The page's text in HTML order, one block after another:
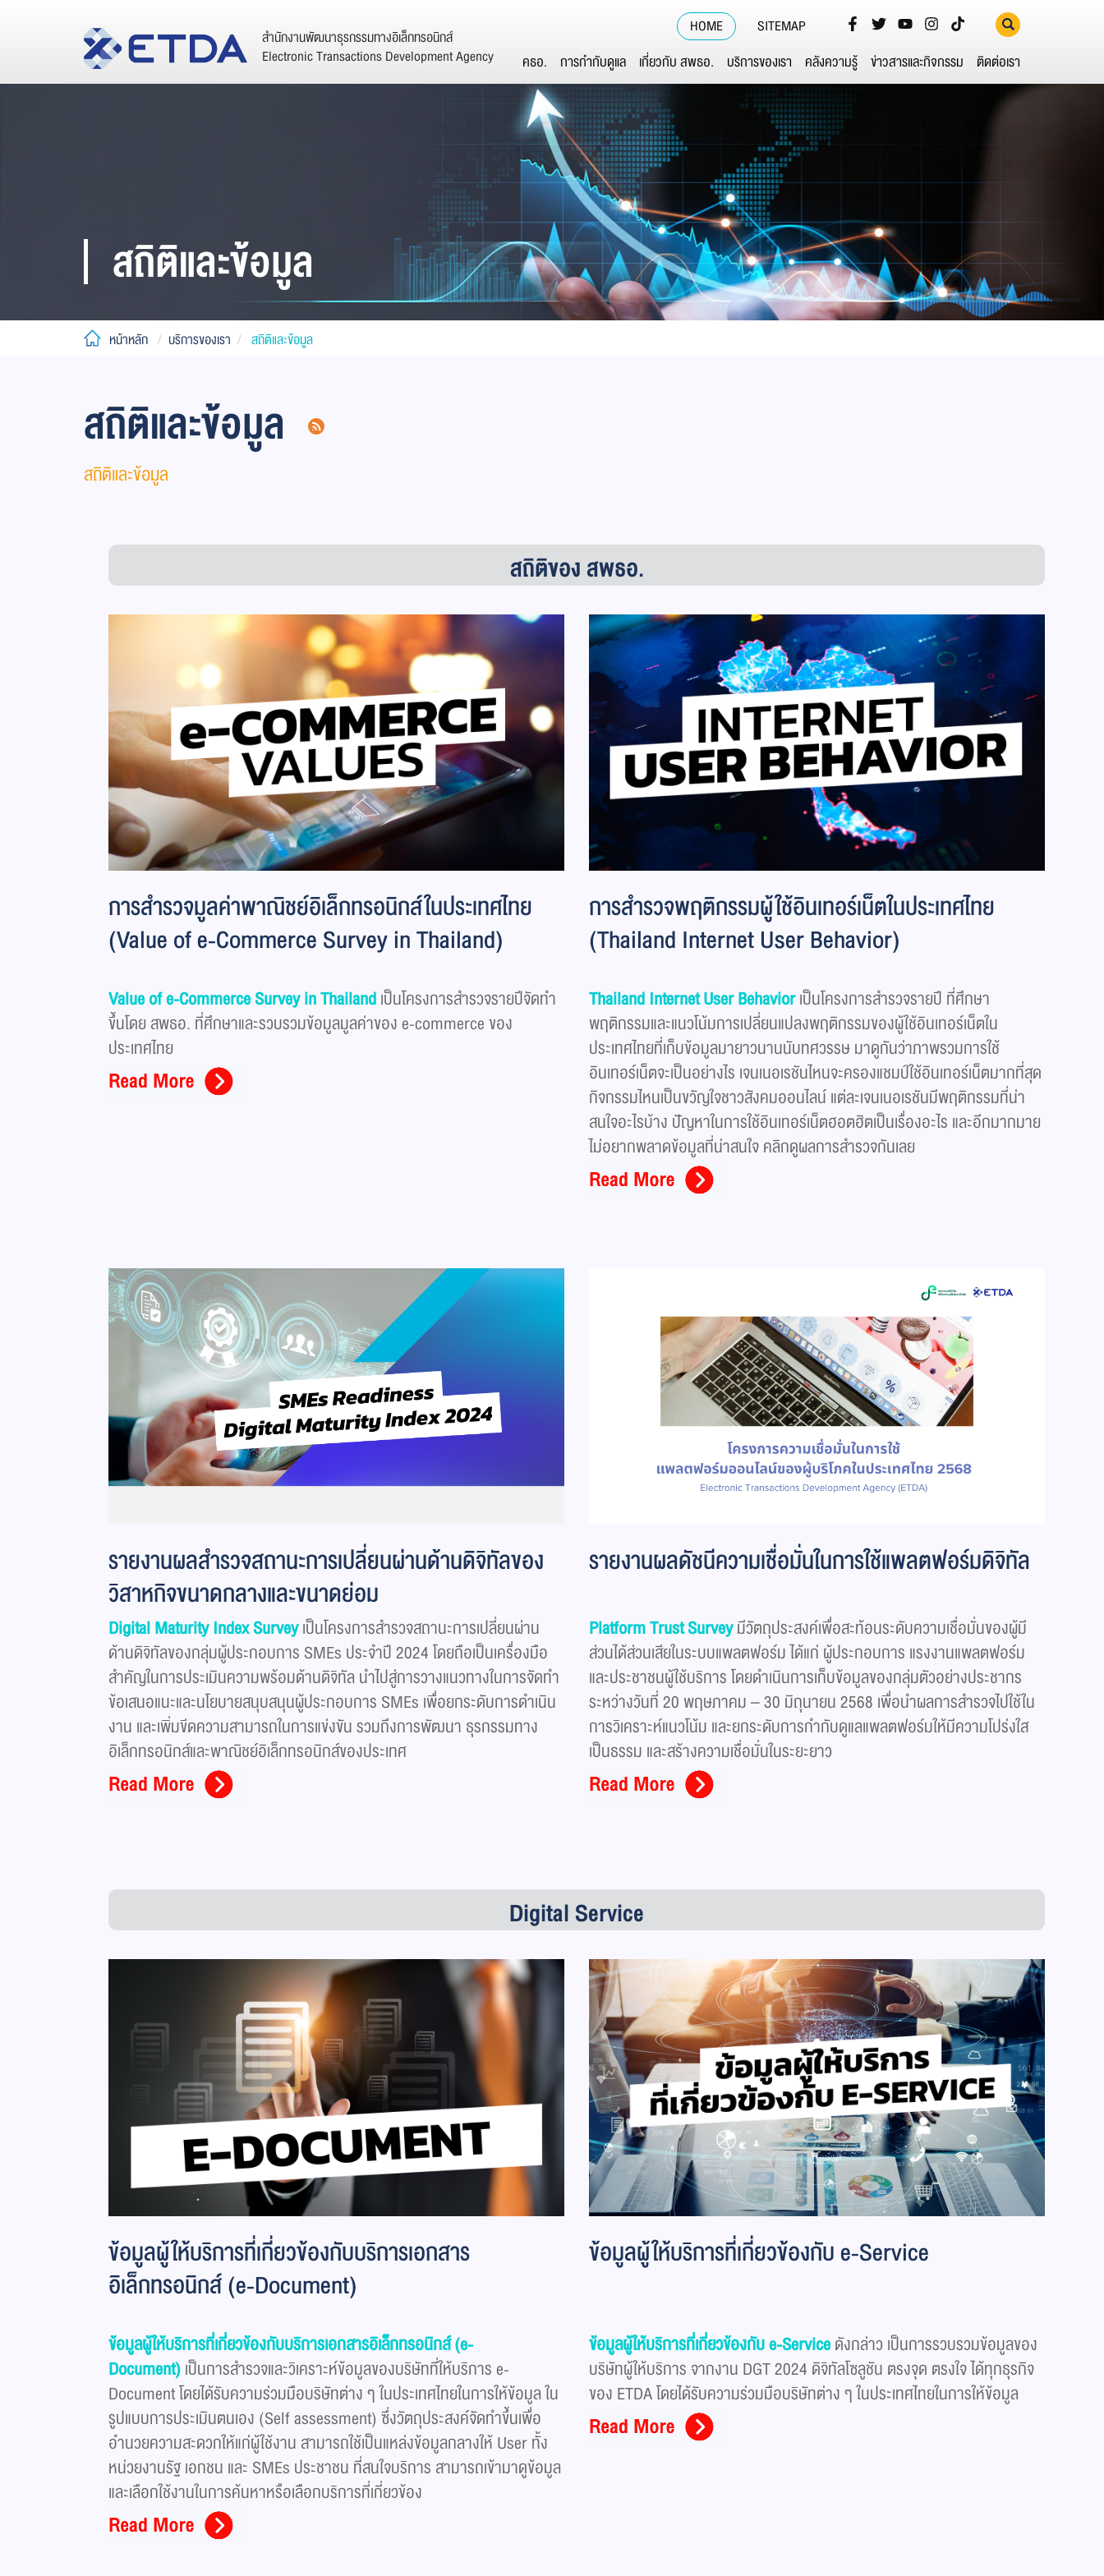
HOME SITEMAP
สำนักงานพัฒนาธุรกรรมทางอิเล็กทรอนิกส์
Electronic Transactions Development Agency
คธอ. การกำกับดูแล เกี่ยวกับ สพธอ. บริการของเรา คลังความรู้ ข่าวสารและกิจกรรม ติดต่อเรา
สถิติและข้อมูล
หน้าหลัก บริการของเรา สถิติและข้อมูล
สถิติและข้อมูล
สถิติและข้อมูล
สถิติของ สพธอ.
การสำรวจมูลค่าพาณิชย์อิเล็กทรอนิกส์ในประเทศไทย
(Value of e-Commerce Survey in Thailand)
Value of e-Commerce Survey in Thailandเป็นโครงการสำรวจรายปีจัดทำ
ขึ้นโดย สพธอ. ที่ศึกษาและรวบรวมข้อมูลมูลค่าของ e-commerce ของ
ประเทศไทย
การสำรวจพฤติกรรมผู้ใช้อินเทอร์เน็ตในประเทศไทย
(Thailand Internet User Behavior)
Thailand Internet User Behaviorเป็นโครงการสำรวจรายปี ที่ศึกษา
พฤติกรรมและแนวโน้มการเปลี่ยนแปลงพฤติกรรมของผู้ใช้อินเทอร์เน็ตใน
ประเทศไทยที่เก็บข้อมูลมายาวนานนับทศวรรษ มาดูกันว่าภาพรวมการใช้
อินเทอร์เน็ตจะเป็นอย่างไร เจนเนอเรชันไหนจะครองแชมป์ใช้อินเทอร์เน็ตมากที่สุด
กิจกรรมไหนเป็นขวัญใจชาวสังคมออนไลน์ แต่ละเจนเนอเรชันมีพฤติกรรมที่น่า
สนใจอะไรบ้าง ปัญหาในการใช้อินเทอร์เน็ตฮอตฮิตเป็นเรื่องอะไร และอีกมากมาย
ไม่อยากพลาดข้อมูลที่น่าสนใจ คลิกดูผลการสำรวจกันเลย
รายงานผลสำรวจสถานะการเปลี่ยนผ่านด้านดิจิทัลของ
วิสาหกิจขนาดกลางและขนาดย่อม
Digital Maturity Index Surveyเป็นโครงการสำรวจสถานะการเปลี่ยนผ่าน
ด้านดิจิทัลของกลุ่มผู้ประกอบการ SMEs ประจำปี 2024 โดยถือเป็นเครื่องมือ
สำคัญในการประเมินความพร้อมด้านดิจิทัล นำไปสู่การวางแนวทางในการจัดทำ
ข้อเสนอแนะและนโยบายสนุบสนุนผู้ประกอบการ SMEs เพื่อยกระดับการดำเนิน
งาน และเพิ่มขีดความสามารถในการแข่งขัน รวมถึงการพัฒนา ธุรกรรมทาง
อิเล็กทรอนิกส์และพาณิชย์อิเล็กทรอนิกส์ของประเทศ
รายงานผลดัชนีความเชื่อมั่นในการใช้แพลตฟอร์มดิจิทัล
Platform Trust Surveyมีวัตถุประสงค์เพื่อสะท้อนระดับความเชื่อมั่นของผู้มี
ส่วนได้ส่วนเสียในระบบแพลตฟอร์ม ได้แก่ ผู้ประกอบการ แรงงานแพลตฟอร์ม
และประชาชนผู้ใช้บริการ โดยดำเนินการเก็บข้อมูลของกลุ่มตัวอย่างประชากร
ระหว่างวันที่ 20 พฤษภาคม – 30 มิถุนายน 2568 เพื่อนำผลการสำรวจไปใช้ใน
การวิเคราะห์แนวโน้ม และยกระดับการกำกับดูแลแพลตฟอร์มให้มีความโปร่งใส
เป็นธรรม และสร้างความเชื่อมั่นในระยะยาว
Digital Service
ข้อมูลผู้ให้บริการที่เกี่ยวข้องกับบริการเอกสาร
อิเล็กทรอนิกส์ (e-Document)
ข้อมูลผู้ให้บริการที่เกี่ยวข้องกับบริการเอกสารอิเล็กทรอนิกส์ (e-
Document)เป็นการสำรวจและวิเคราะห์ข้อมูลของบริษัทที่ให้บริการ e-
Document โดยได้รับความร่วมมือบริษัทต่าง ๆ ในประเทศไทยในการให้ข้อมูล ใน
รูปแบบการประเมินตนเอง (Self assessment) ซึ่งวัตถุประสงค์จัดทำขึ้นเพื่อ
อำนวยความสะดวกให้แก่ผู้ใช้งาน สามารถใช้เป็นแหล่งข้อมูลกลางให้ User ทั้ง
หน่วยงานรัฐ เอกชน และ SMEs ประชาชน ที่สนใจบริการ สามารถเข้ามาดูข้อมูล
และเลือกใช้งานในการค้นหาหรือเลือกบริการที่เกี่ยวข้อง
ข้อมูลผู้ให้บริการที่เกี่ยวข้องกับ e-Service
ข้อมูลผู้ให้บริการที่เกี่ยวข้องกับ e-Serviceดังกล่าว เป็นการรวบรวมข้อมูลของ
บริษัทผู้ให้บริการ จากงาน DGT 2024 ดิจิทัลโซลูชัน ตรงจุด ตรงใจ ได้ทุกธุรกิจ
ของ ETDA โดยได้รับความร่วมมือบริษัทต่าง ๆ ในประเทศไทยในการให้ข้อมูล